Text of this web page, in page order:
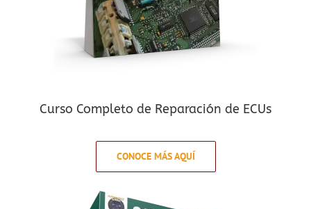
Curso Completo de Reparación de ECUs
CONOCE MÁS AQUÍ